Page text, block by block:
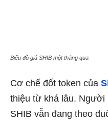
Biểu đồ giá SHIB một tháng qua
Cơ chế đốt token của
thiệu từ khá lâu. Người
SHIB vẫn đang theo